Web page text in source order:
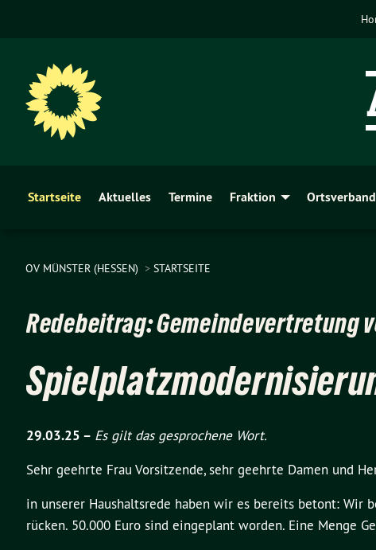
Startseite Aktuelles Termine Fraktion Ortsverband
OV MÜNSTER (HESSEN) STARTSEITE
Redebeitrag: Gemeindevertretung
29.03.25 – Es gilt das gesprochene Wort.
Sehr geehrte Frau Vorsitzende, sehr geehrte Damen und
in unserer Haushaltsrede haben wir es bereits betont: Wir
rücken. 50.000 Euro sind eingeplant worden. Eine Menge